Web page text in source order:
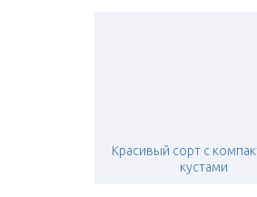
Красивый сорт с
кустами